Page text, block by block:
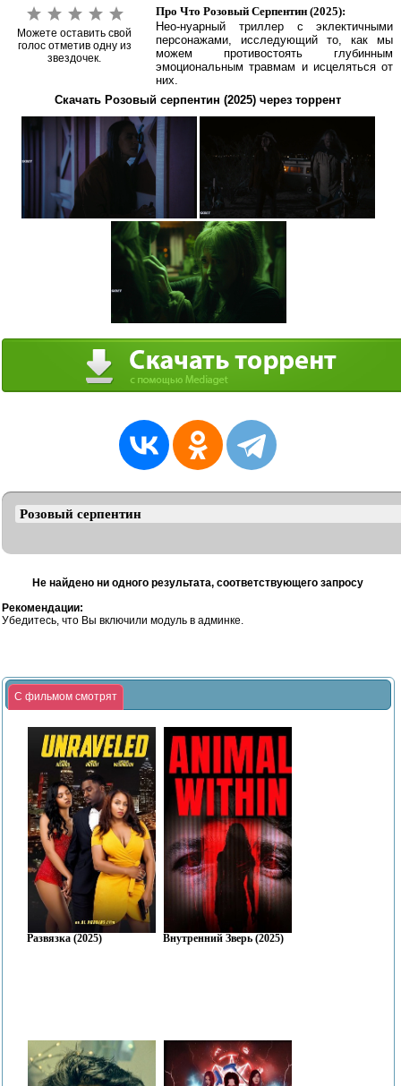
Можете оставить свой
голос отметив одну из
звездочек.
Про Что Розовый Серпентин (2025):
Нео-нуарный триллер с эклектичными
персонажами, исследующий то, как мы
можем противостоять глубинным
эмоциональным травмам и исцеляться от
них.
Скачать Розовый серпентин (2025) через торрент
Не найдено ни одного результата, соответствующего запросу
Рекомендации:
Убедитесь, что Вы включили модуль в админке.
С фильмом смотрят
Развязка (2025) Внутренний Зверь (2025)